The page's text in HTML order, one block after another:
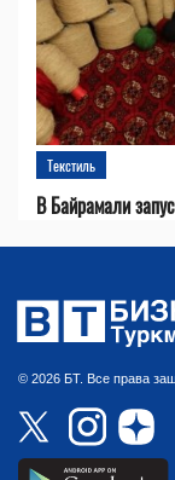
Текстиль
В Байрамали
© 2026 БТ. Все права